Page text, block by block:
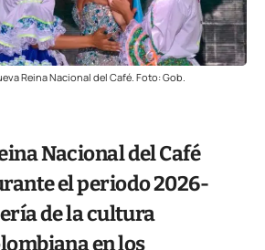
Reina Nacional del Café. Foto: Gob.
Nacional del Café
el periodo 2026-
de la cultura
en los